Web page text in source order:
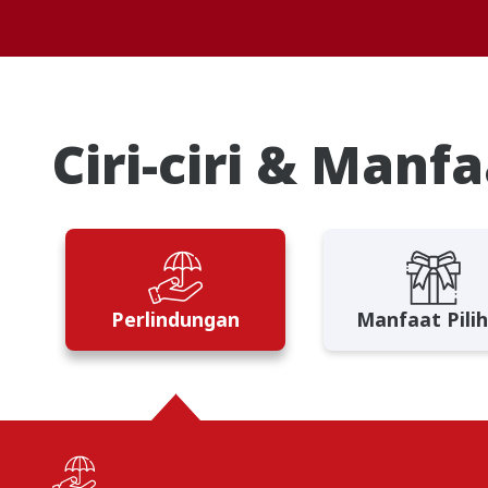
Ciri-ciri &
Perlindungan Manfaat